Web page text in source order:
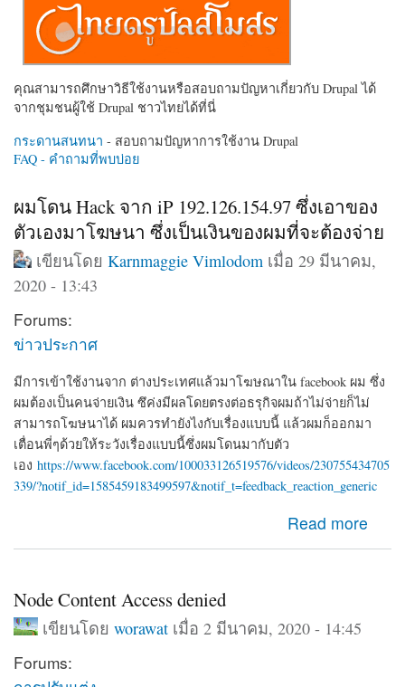
คุณสามารถศึกษาวิธีใช้งานหรือสอบถามปัญหาเกี่ยวกับ Drupal ได้
จากชุมชนผู้ใช้ Drupal ชาวไทยได้ที่นี่
กระดานสนทนา - สอบถามปัญหาการใช้งาน Drupal
FAQ - คำถามที่พบบ่อย
ผมโดน Hack จาก iP 192.126.154.97 ซึ่งเอาของ
ตัวเองมาโฆษนา ซึ่งเป็นเงินของผมที่จะต้องจ่าย
เขียนโดย Karnmaggie Vimlodom เมื่อ 29 มีนาคม,
2020 - 13:43
Forums:
ข่าวประกาศ
มีการเข้าใช้งานจาก ต่างประเทศแล้วมาโฆษณาใน facebook ผม ซึ่ง
ผมต้องเป็นคนจ่ายเงิน ซึค่งมีผลโดยตรงต่อธรุกิจผมถ้าไม่จ่ายก็ไม่
สามารถโฆษนาได้ ผมควรทำยังไงกับเรื่องแบบนี้ แล้วผมก็ออกมา
เตื่อนพี่ๆด้วยให้ระวังเรื่องแบบนี้ซึ่งผมโดนมากับตัว
เอง https://www.facebook.com/100033126519576/videos/230755434705
339/?notif_id=1585459183499597&notif_t=feedback_reaction_generic
Read more
about ผมโดน Hack จาก iP 192.126.154.97 ซึ่งเอาของตัว
เองมาโฆษนา ซึ่งเป็นเงินของผมที่จะต้องจ่าย
Node Content Access denied
เขียนโดย worawatเมื่อ 2 มีนาคม, 2020 - 14:45
Forums: